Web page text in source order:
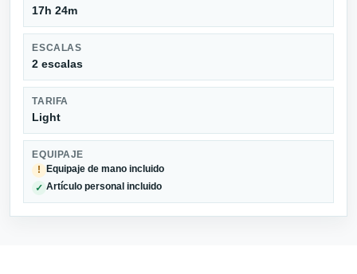
17h 24m
ESCALAS
2 escalas
TARIFA
Light
EQUIPAJE
!
Equipaje de mano incluido
✓ Artículo personal incluido